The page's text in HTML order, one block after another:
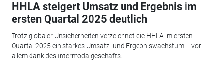
HHLA steigert Umsatz und Ergebnis im
ersten Quartal 2025 deutlich
Trotz globaler Unsicherheiten verzeichnet die HHLA im ersten
Quartal 2025 ein starkes Umsatz- und Ergebniswachstum – vor
allem dank des Intermodalgeschäfts.